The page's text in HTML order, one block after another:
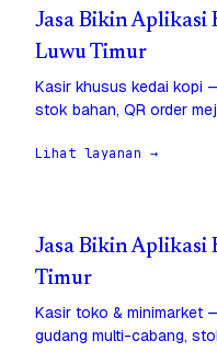
Jasa Bikin Aplikasi
Luwu Timur
Kasir khusus kedai kopi
stok bahan, QR order
Lihat layanan →
Jasa Bikin Aplikasi
Timur
Kasir toko & minimarket
gudang multi-cabang,